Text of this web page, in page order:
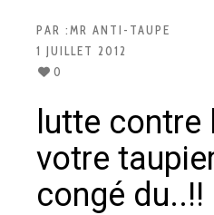
PAR :MR ANTI-TAUPE
1 JUILLET 2012
0
lutte contre
votre
congé du..!!